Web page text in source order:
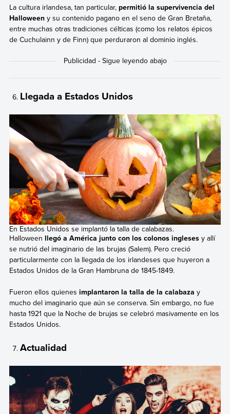
La cultura irlandesa, tan particular, permitió la supervivencia del
Halloweeny su contenido pagano en el seno de Gran Bretaña,
entre muchas otras tradiciones célticas (como los relatos épicos
de Cuchulainn y de Finn) que perduraron al dominio inglés.
Llegada a Estados Unidos
En Estados Unidos se implantó la talla de calabazas.
Halloween llegó a América junto con los colonos inglesesy allí
se nutrió del imaginario de las brujas (Salem). Pero creció
particularmente con la llegada de los irlandeses que huyeron a
Estados Unidos de la Gran Hambruna de 1845-1849.
Fueron ellos quienes implantaron la talla de la calabaza y
mucho del imaginario que aún se conserva. Sin embargo, no fue
hasta 1921 que la Noche de brujas se celebró masivamente en los
Estados Unidos.
Actualidad